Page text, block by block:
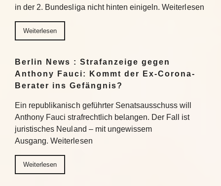
in der 2. Bundesliga nicht hinten einigeln. Weiterlesen
Weiterlesen
Berlin News : Strafanzeige gegen
Anthony Fauci: Kommt der Ex-Corona-
Berater ins Gefängnis?
Ein republikanisch geführter Senatsausschuss will
Anthony Fauci strafrechtlich belangen. Der Fall ist
juristisches Neuland – mit ungewissem
Ausgang. Weiterlesen
Weiterlesen